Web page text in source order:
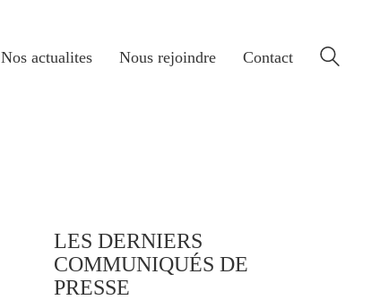
Nos actualites Nous rejoindre Contact
LES DERNIERS
COMMUNIQUÉS DE
PRESSE